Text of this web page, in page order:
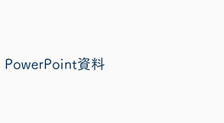
PowerPoint資料